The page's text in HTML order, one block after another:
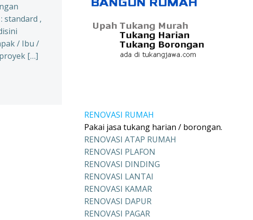
standard ,
/ Ibu /
[…]
RENOVASI RUMAH
Pakai jasa tukang harian / borongan.
RENOVASI ATAP RUMAH
RENOVASI PLAFON
RENOVASI DINDING
RENOVASI LANTAI
RENOVASI KAMAR
RENOVASI DAPUR
RENOVASI PAGAR